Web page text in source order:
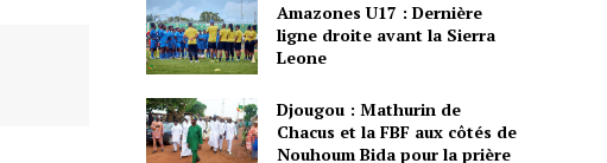
Amazones U17 : Dernière
ligne droite avant la Sierra
Leone
Djougou : Mathurin de
Chacus et la FBF aux côtés de
Nouhoum Bida pour la prière